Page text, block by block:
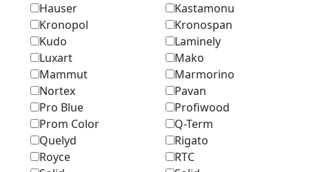
Hauser
Kastamonu
Kronopol
Kronospan
Kudo
Laminely
Luxart
Mako
Mammut
Marmоrino
Nortex
Pavan
Pro Blue
Profiwood
Prom Color
Q-Term
Quelyd
Rigato
Royce
RTC